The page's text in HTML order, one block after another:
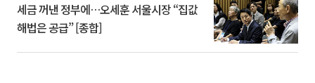
세금 꺼낸 정부에…오세훈 서울시장 “집값
해법은 공급” [종합]